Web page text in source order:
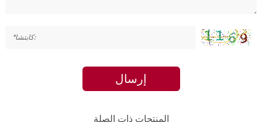
إرسال
المنتجات ذات الصلة